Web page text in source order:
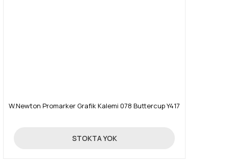
W.Newton Promarker Grafik Kalemi 078 Buttercup Y417
19,90 TL
STOKTA YOK